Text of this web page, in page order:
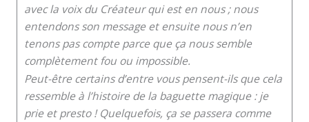
avec la voix du Créateur qui est en nous ; nous
entendons son message et ensuite nous n’en
tenons pas compte parce que ça nous semble
complètement fou ou impossible.
Peut-être certains d’entre vous pensent-ils que cela
ressemble à l’histoire de la baguette magique : je
prie et presto ! Quelquefois, ça se passera comme